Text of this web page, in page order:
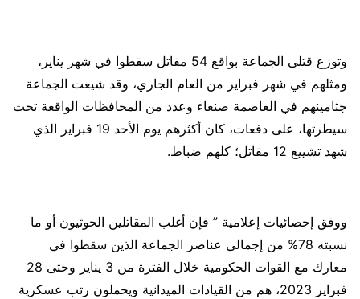
وتوزع قتلى الجماعة بواقع 54 مقاتل سقطوا في شهر يناير،
ومثلهم في شهر فبراير من العام الجاري، وقد شيعت الجماعة
جثامينهم في العاصمة صنعاء وعدد من المحافظات الواقعة تحت
سيطرتها، على دفعات، كان أكثرهم يوم الأحد 19 فبراير الذي
شهد تشييع 12 مقاتل؛ كلهم ضباط.
ووفق إحصائيات إعلامية ” فإن أغلب المقاتلين الحوثيون أو ما
نسبته 78% من إجمالي عناصر الجماعة الذين سقطوا في
معارك مع القوات الحكومية خلال الفترة من 3 يناير وحتى 28
فبراير 2023، هم من القيادات الميدانية ويحملون رتب عسكرية